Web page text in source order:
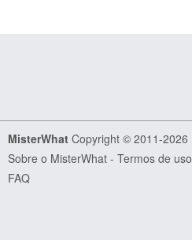
MisterWhat Copyright © 2011-2026
Sobre o MisterWhat - Termos de uso
FAQ